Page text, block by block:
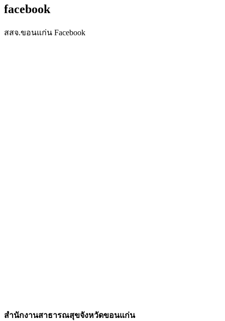
facebook
สสจ.ขอนแก่น Facebook
สํานักงานสาธารณสุขจังหวัดขอนแก่น